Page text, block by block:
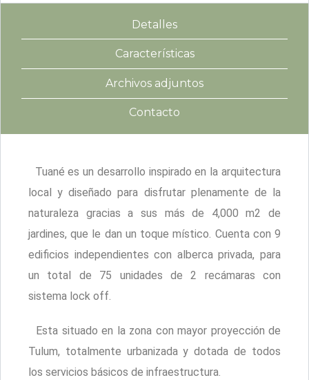
Detalles
Características
Archivos adjuntos
Contacto
Tuané es un desarrollo inspirado en la arquitectura
local y diseñado para disfrutar plenamente de la
naturaleza gracias a sus más de 4,000 m2 de
jardines, que le dan un toque místico. Cuenta con 9
edificios independientes con alberca privada, para
un total de 75 unidades de 2 recámaras con
sistema lock off.
Esta situado en la zona con mayor proyección de
Tulum, totalmente urbanizada y dotada de todos
los servicios básicos de infraestructura.